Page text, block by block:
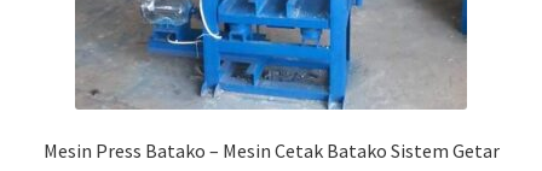
Mesin Press Batako – Mesin Cetak Batako Sistem Getar